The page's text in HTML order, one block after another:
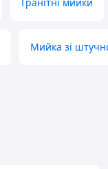
Мийка зі